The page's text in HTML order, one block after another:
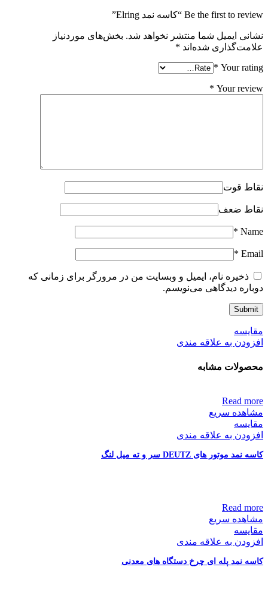
Be the first to review “کاسه نمد Elring”
نشانی ایمیل شما منتشر نخواهد شد. بخش‌های موردنیاز
علامت‌گذاری شده‌اند *
Your rating
*
Your review
*
نقاط قوت
نقاط ضعف
Name
*
Email
*
ذخیره نام، ایمیل و وبسایت من در مرورگر برای زمانی که
دوباره دیدگاهی می‌نویسم.
مقایسه
افزودن به علاقه مندی
محصولات مشابه
Read more
مشاهده سریع
مقایسه
افزودن به علاقه مندی
کاسه نمد موتور های DEUTZ سر و ته میل لنگ
Read more
مشاهده سریع
مقایسه
افزودن به علاقه مندی
کاسه نمد پله ای چرخ دستگاه های معدنی